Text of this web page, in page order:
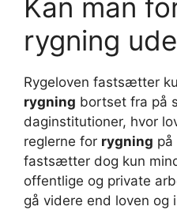
Kan man
rygning
Rygeloven fastsætter
rygning bortset fra på
daginstitutioner, hvor
reglerne for rygning på
fastsætter dog kun
offentlige og private
gå videre end loven og